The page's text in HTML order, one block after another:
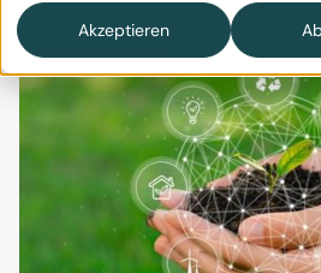
Akzeptieren